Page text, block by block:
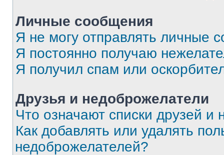
Личные сообщения
Я не могу отправлять личные
Я постоянно получаю
Я получил спам или
Друзья и недоброжелатели
Что означают списки друзей и
Как добавлять или удалять
недоброжелателей?